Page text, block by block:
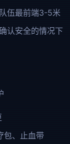
伍最前端3-5米
认安全的情况下
包、止血带